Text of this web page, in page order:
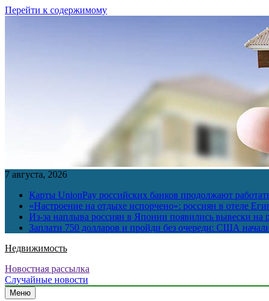
Перейти к содержимому
7 августа, 2026
Карты UnionPay российских банков продолжают
«Настроение на отдыхе испорчено»: россиян в отеле
Из-за наплыва россиян в Японии появились вывески на
Заплати 750 долларов и пройди без очереди: США
Недвижимость
Новостная рассылка
Случайные новости
Меню